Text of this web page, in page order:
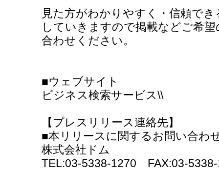
見た方がわかりやすく・信頼で
していきますので掲載などご希
合わせください。
■ウェブサイト
ビジネス検索サービス\\
【プレスリリース連絡先】
■本リリースに関するお問い合わ
株式会社ドム
TEL:03-5338-1270 FAX:03-